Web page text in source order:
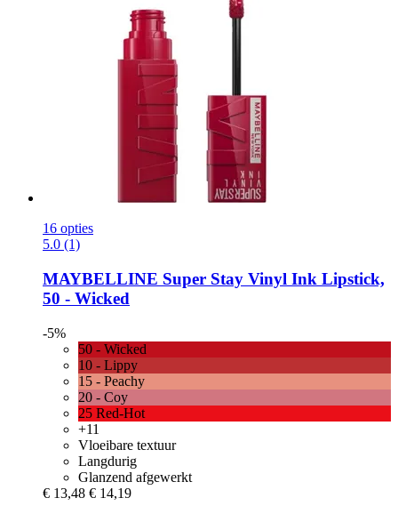
16 opties
5.0 (1)
MAYBELLINE Super Stay Vinyl Ink Lipstick,
50 -​ Wicked
-5%
50 - Wicked
10 - Lippy
15 - Peachy
20 - Coy
25 Red-Hot
+11
Vloeibare textuur
Langdurig
Glanzend afgewerkt
€ 13,48 € 14,19